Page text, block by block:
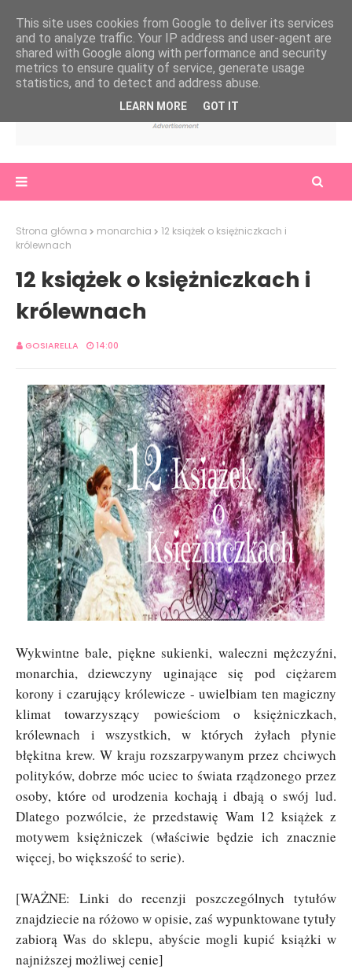
Strona główna monarchia
12 książek o księżniczkach i
królewnach
12 książek o księżniczkach i
królewnach
GOSIARELLA 14:00
Wykwintne bale, piękne sukienki, waleczni mężczyźni,
monarchia, dziewczyny uginające się pod ciężarem
korony i czarujący królewicze - uwielbiam ten magiczny
klimat towarzyszący powieściom o księżniczkach,
królewnach i wszystkich, w których żyłach płynie
błękitna krew. W kraju rozszarpywanym przez chciwych
polityków, dobrze móc uciec to świata rządzonego przez
osoby, które od urodzenia kochają i dbają o swój lud.
Dlatego pozwólcie, że przedstawię Wam 12 książek z
motywem księżniczek (właściwie będzie ich znacznie
więcej, bo większość to serie).
[WAŻNE: Linki do recenzji poszczególnych tytułów
znajdziecie na różowo w opisie, zaś wypunktowane tytuły
zabiorą Was do sklepu, abyście mogli kupić książki w
najniższej możliwej cenie]
This site uses cookies from Google to deliver its services
and to analyze traffic. Your IP address and user-agent are
shared with Google along with performance and security
metrics to ensure quality of service, generate usage
statistics, and to detect and address abuse.
LEARN MORE GOT IT